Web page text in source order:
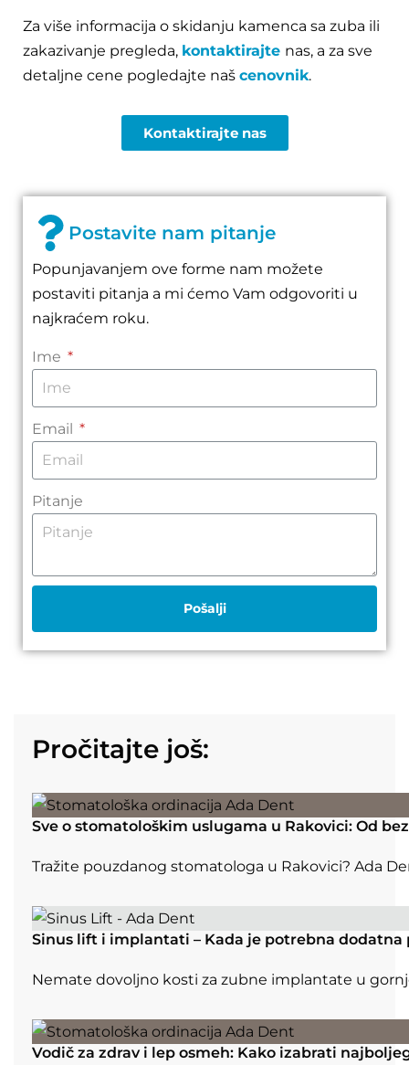
Za više informacija o skidanju kamenca sa zuba ili
zakazivanje pregleda, kontaktirajte nas, a za sve
detaljne cene pogledajte naš cenovnik.
Kontaktirajte nas
Postavite nam pitanje
Popunjavanjem ove forme nam možete
postaviti pitanja a mi ćemo Vam odgovoriti u
najkraćem roku.
Ime
Email
Pitanje
Pošalji
Pročitajte još:
Sve o stomatološkim uslugama u Rakovici: Od
Tražite pouzdanog stomatologa u Rakovici? Ada
Sinus lift i implantati – Kada je potrebna dodatna
Nemate dovoljno kosti za zubne implantate u
Vodič za zdrav i lep osmeh: Kako izabrati